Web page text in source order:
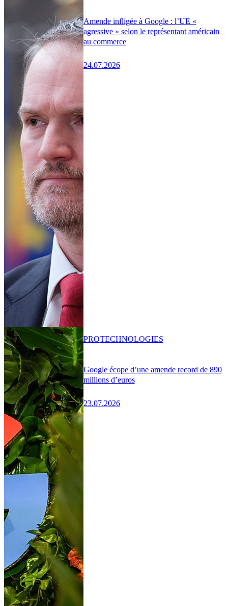
Amende infligée à Google : l’UE «
agressive » selon le représentant américain
au commerce
24.07.2026
Google écope d’une amende record de 890
millions d’euros
23.07.2026
PROTECHNOLOGIES